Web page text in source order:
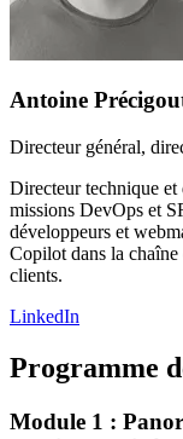
Antoine
Directeur général,
Directeur technique
missions DevOps et
développeurs et
Copilot dans la
clients.
LinkedIn
Programme
Module 1 :